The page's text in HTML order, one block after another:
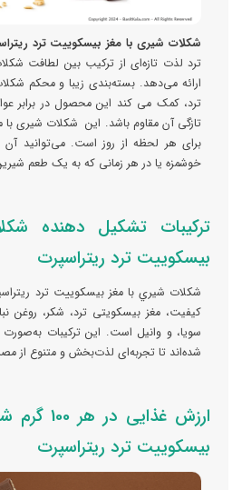
شکلات شيری با مغز بيسکوييت ترد
ترد لذت تازه‌ای از ترکیب بین لطافت
ارائه می‌دهد. بسته‌بندی زیبا و محکم
ترد، کمک می کند این محصول در برابر
تازگی آن مقاوم باشد. این شکلات شيری
برای هر لحظه از روز است. می‌توانید آن
خوشمزه یا در هر زمانی که به یک طعم
ترکیبات تشکیل دهنده
بيسکوييت ترد ریتراسپرت
شکلات شيري با مغز بيسکوييت ترد
کیفیت، مغز بیسکویتی ترد، شکر، روغن
سویا، و وانیل است. این ترکیبات
شده‌اند تا تجربه‌ای لذت‌بخش و متنوع از
ارزش
بيسکوييت ترد ریتراسپرت